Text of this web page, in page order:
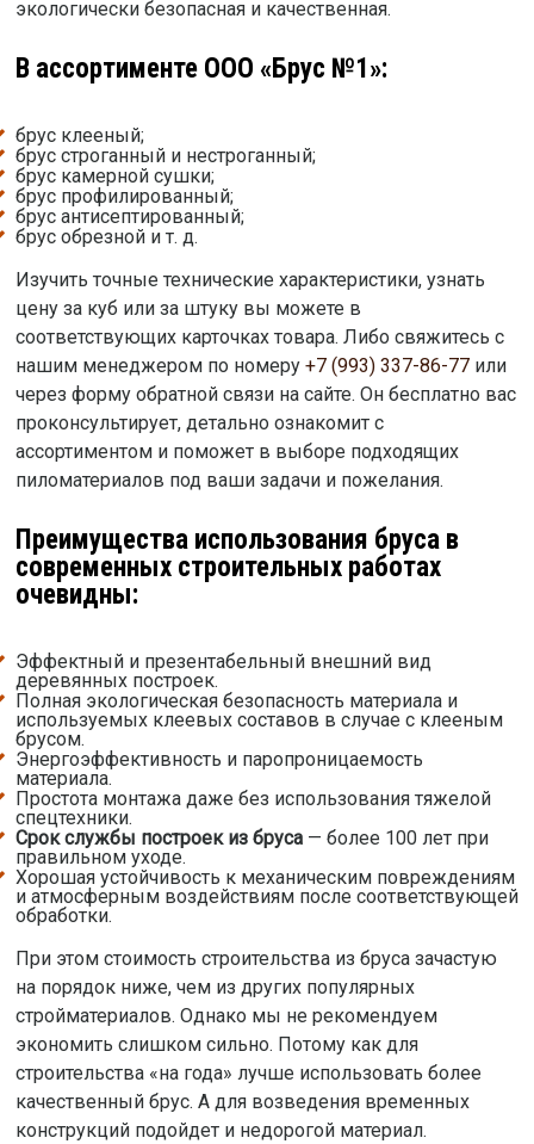
экологически безопасная и качественная.
В ассортименте ООО «Брус №1»:
брус клееный;
брус строганный и нестроганный;
брус камерной сушки;
брус профилированный;
брус антисептированный;
брус обрезной и т. д.
Изучить точные технические характеристики, узнать
цену за куб или за штуку вы можете в
соответствующих карточках товара. Либо свяжитесь с
нашим менеджером по номеру +7 (993) 337-86-77или
через форму обратной связи на сайте. Он бесплатно вас
проконсультирует, детально ознакомит с
ассортиментом и поможет в выборе подходящих
пиломатериалов под ваши задачи и пожелания.
Преимущества использования бруса в
современных строительных работах
очевидны:
Эффектный и презентабельный внешний вид
деревянных построек.
Полная экологическая безопасность материала и
используемых клеевых составов в случае с клееным
брусом.
Энергоэффективность и паропроницаемость
материала.
Простота монтажа даже без использования тяжелой
спецтехники.
Срок службы построек из бруса— более 100 лет при
правильном уходе.
Хорошая устойчивость к механическим повреждениям
и атмосферным воздействиям после соответствующей
обработки.
При этом стоимость строительства из бруса зачастую
на порядок ниже, чем из других популярных
стройматериалов. Однако мы не рекомендуем
экономить слишком сильно. Потому как для
строительства «на года» лучше использовать более
качественный брус. А для возведения временных
конструкций подойдет и недорогой материал.